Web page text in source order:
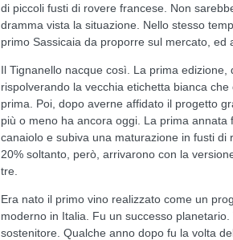
di piccoli fusti di rovere francese. Non
dramma vista la situazione. Nello stesso
primo Sassicaia da proporre sul mercato, ed
Il Tignanello nacque così. La prima
rispolverando la vecchia etichetta bianca
prima. Poi, dopo averne affidato il progetto
più o meno ha ancora oggi. La prima annata
canaiolo e subiva una maturazione in fusti
20% soltanto, però, arrivarono con la
tre.
Era nato il primo vino realizzato come un
moderno in Italia. Fu un successo
sostenitore. Qualche anno dopo fu la volta